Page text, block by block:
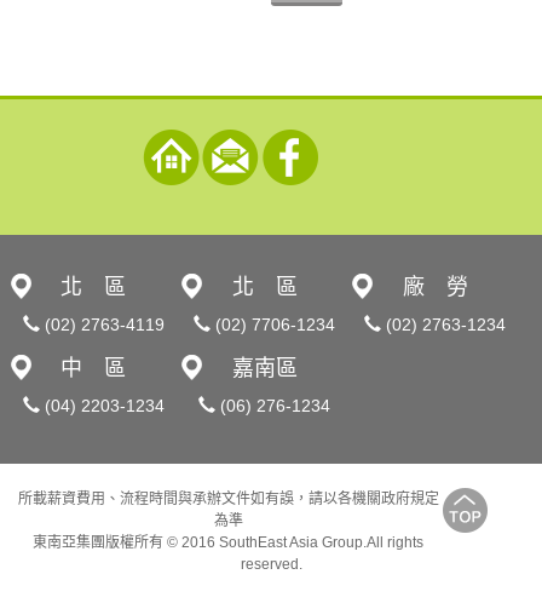
北 區
(02) 2763-4119
北 區
(02) 7706-1234
廠 勞
(02) 2763-1234
中 區
(04) 2203-1234
嘉南區
(06) 276-1234
所載薪資費用、流程時間與承辦文件如有誤，請以各機關政府規定
為準
東南亞集團版權所有 © 2016 SouthEast Asia Group.All rights
reserved.